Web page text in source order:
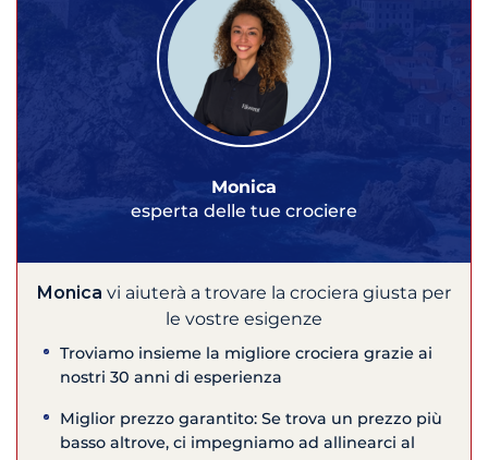
Monica
esperta delle tue crociere
Monica vi aiuterà a trovare la crociera giusta per
le vostre esigenze
Troviamo insieme la migliore crociera grazie ai
nostri 30 anni di esperienza
Miglior prezzo garantito: Se trova un prezzo più
basso altrove, ci impegniamo ad allinearci al